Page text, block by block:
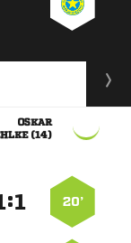


20’
: